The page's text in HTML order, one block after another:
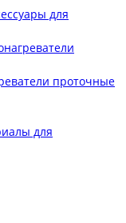
для
проточные
для